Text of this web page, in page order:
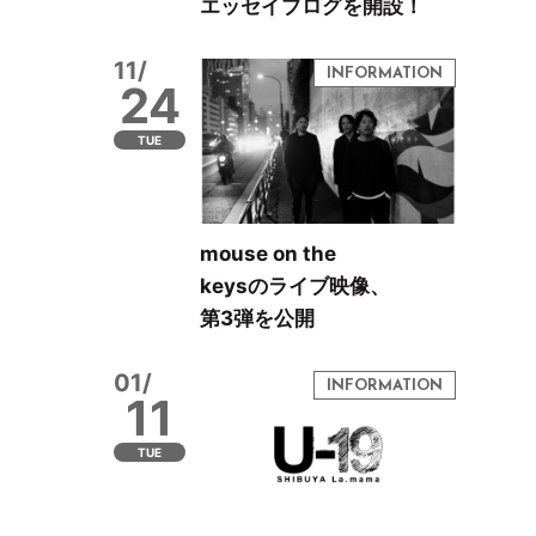
エッセイブログを開設！
11/
24
TUE
mouse on the
keysのライブ映像、
第3弾を公開
01/
11
TUE